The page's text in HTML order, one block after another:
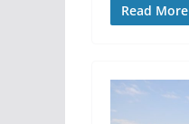
Read More